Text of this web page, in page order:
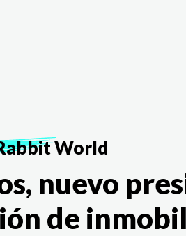
World
nuevo
de